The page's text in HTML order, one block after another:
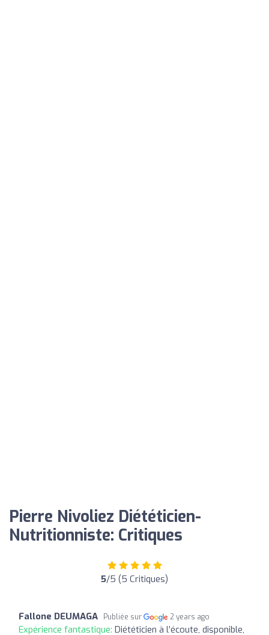
Pierre Nivoliez Diététicien-
Nutritionniste: Critiques
5/5 (5 Critiques)
Fallone DEUMAGA Publiée sur 2 years ago
Expérience fantastique: Diététicien à l’écoute, disponible,